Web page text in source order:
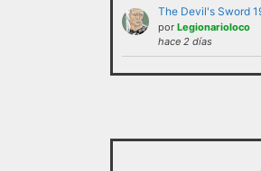
Cualquier
The Devil's Sword
por Legionarioloco
hace 2 días